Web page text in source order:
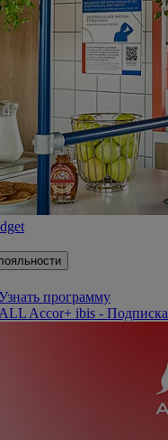
программу
ALL Accor+ ibis - Подписка